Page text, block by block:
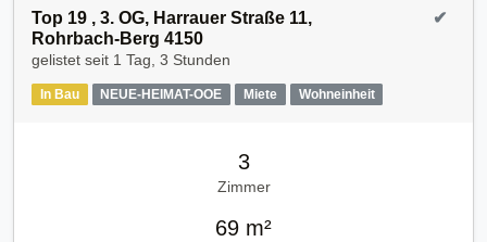
Top 19 , 3. OG, Harrauer Straße 11,
Rohrbach-Berg 4150
gelistet seit 1 Tag, 3 Stunden
In Bau NEUE-HEIMAT-OOE Miete Wohneinheit
✔
3
Zimmer
69 m²